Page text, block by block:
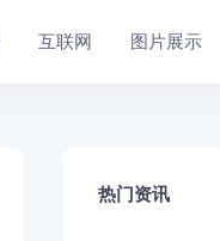
互联网 图片展示
热门资讯